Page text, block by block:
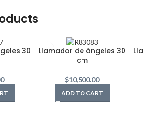
30
Llamador de ángeles 30
cm
$10,500.00
ADD TO CART